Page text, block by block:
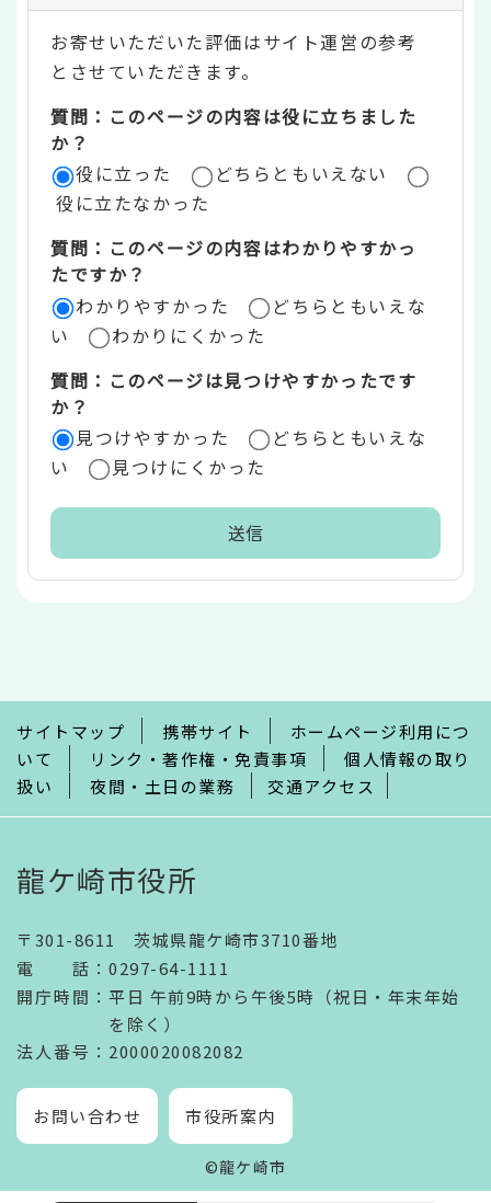
テ
ン
ツ
評
価
リ
ア
お寄せいただいた評価はサイト運営の参考
とさせていただきます。
質問：このページの内容は役に立ちました
か？
役に立った
どちらともいえない
役に立たなかった
質問：このページの内容はわかりやすかっ
たですか？
わかりやすかった
どちらともいえな
い
わかりにくかった
質問：このページは見つけやすかったです
か？
見つけやすかった
どちらともいえな
い
見つけにくかった
で
サイトマップ 携帯サイト
ホームページ利用につ
いて
リンク・著作権・免責事項
個人情報の取り
扱い
夜間・土日の業務 交通アクセス
龍ケ崎市役所
〒301-8611 茨城県龍ケ崎市3710番地
電話 ： 0297-64-1111
開庁時間 ： 平日 午前9時から午後5時（祝日・年末年始
を除く）
法人番号 ：2000020082082
お問い合わせ 市役所案内
©龍ケ崎市